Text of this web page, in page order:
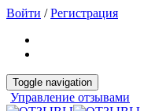
Войти /Регистрация
Toggle navigation
Управление отзывами